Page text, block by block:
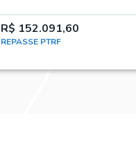
R$ 152.091,60
REPASSE PTRF